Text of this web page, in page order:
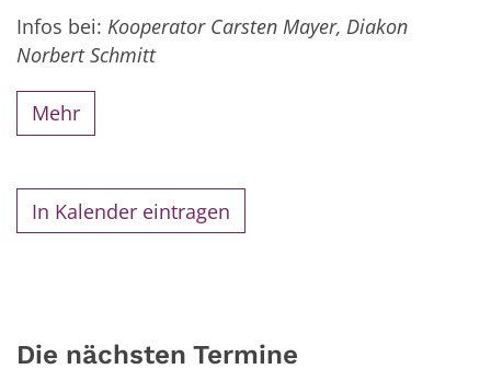
Infos bei: Kooperator Carsten Mayer, Diakon
Norbert Schmitt
Mehr
In Kalender eintragen
Die nächsten Termine